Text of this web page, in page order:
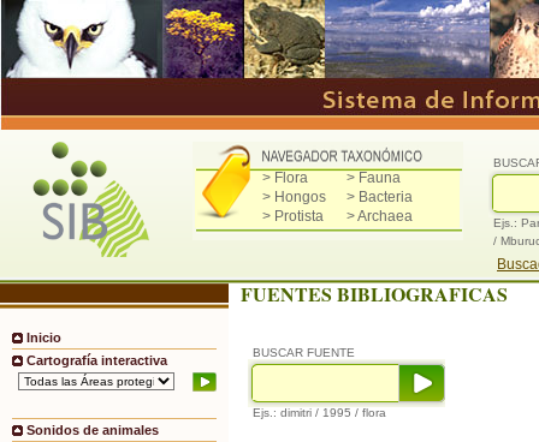
> Flora
> Fauna
> Hongos
> Bacteria
> Protista
> Archaea
Ejs.:
/
Inicio
Cartografía interactiva
Sonidos de animales
FUENTES BIBLIOGRAFICAS
BUSCAR FUENTE
Ejs.: dimitri / 1995 / flora